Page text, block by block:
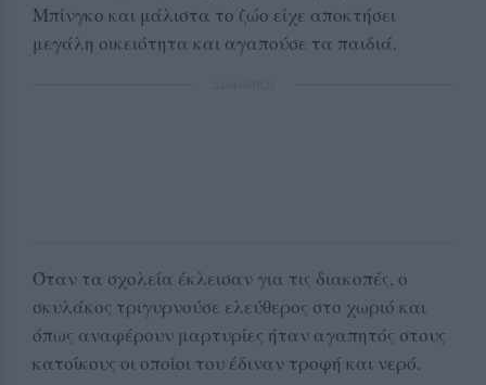
Μπίνγκο και μάλιστα το ζώο είχε αποκτήσει
μεγάλη οικειότητα και αγαπούσε τα παιδιά.
Όταν τα σχολεία έκλεισαν για τις διακοπές, ο
σκυλάκος τριγυρνούσε ελεύθερος στο χωριό και
όπως αναφέρουν μαρτυρίες ήταν αγαπητός στους
κατοίκους οι οποίοι του έδιναν τροφή και νερό.